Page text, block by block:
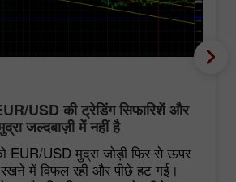
USD की ट्रेडिंग सिफारिशें और
जल्दबाज़ी में नहीं है
EUR/USD मुद्रा जोड़ी फिर से ऊपर
में विफल रही और पीछे हट गई।